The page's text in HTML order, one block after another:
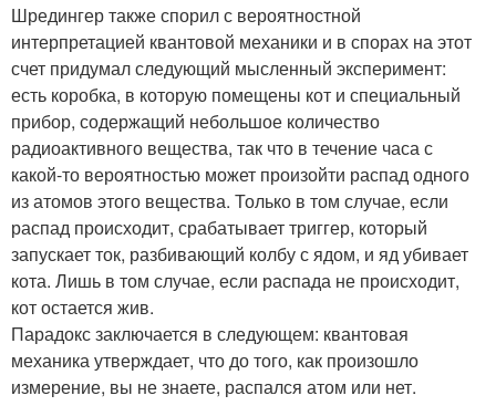
Шредингер также спорил с вероятностной
интерпретацией квантовой механики и в спорах на этот
счет придумал следующий мысленный эксперимент:
есть коробка, в которую помещены кот и специальный
прибор, содержащий небольшое количество
радиоактивного вещества, так что в течение часа с
какой-то вероятностью может произойти распад одного
из атомов этого вещества. Только в том случае, если
распад происходит, срабатывает триггер, который
запускает ток, разбивающий колбу с ядом, и яд убивает
кота. Лишь в том случае, если распада не происходит,
кот остается жив.
Парадокс заключается в следующем: квантовая
механика утверждает, что до того, как произошло
измерение, вы не знаете, распался атом или нет.